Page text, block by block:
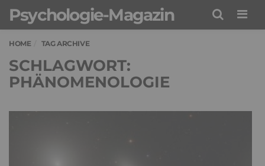
Psychologie-Magazin
HOME TAG ARCHIVE
SCHLAGWORT:
PHÄNOMENOLOGIE